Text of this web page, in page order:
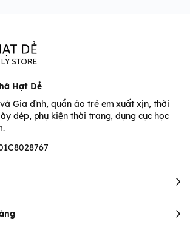
Hạt Dẻ
Gia đình, quần áo trẻ em xuất xịn, thời
dép, phụ kiện thời trang, dụng cục học